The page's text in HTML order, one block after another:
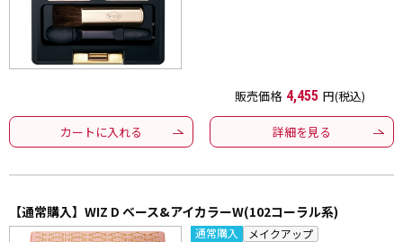
販売価格 4,455 円(税込)
カートに入れる 詳細を見る
【通常購入】WIZ D ベース&アイカラーW(102コーラル系)
通常購入 メイクアップ